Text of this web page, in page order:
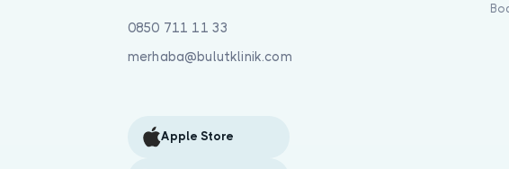
0850 711 11 33
merhaba@bulutklinik.com
Apple Store